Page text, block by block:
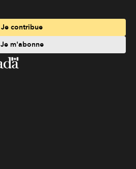
Je contribue
Je m'abonne